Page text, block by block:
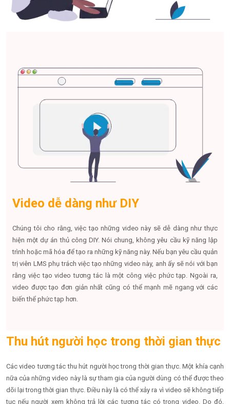
Video dễ dàng như DIY
Chúng tôi cho rằng, việc tạo những video này sẽ dễ dàng như thực
hiện một dự án thủ công DIY. Nói chung, không yêu cầu kỹ năng lập
trình hoặc mã hóa để tạo ra những kỹ năng này. Nếu bạn yêu cầu quản
trị viên LMS phụ trách việc tạo những video này, anh ấy sẽ nói với bạn
rằng việc tạo video tương tác là một công việc phức tạp. Ngoài ra,
video được tạo đơn giản nhất cũng có thể mạnh mẽ ngang với các
biến thể phức tạp hơn.
Thu hút người học trong thời gian thực
Các video tương tác thu hút người học trong thời gian thực. Một khía cạnh
nữa của những video này là sự tham gia của người dùng có thể được theo
dõi lại trong thời gian thực. Điều này là có thể xảy ra vì video sẽ không tiếp
tục nếu người xem không trả lời các tương tác có trong video. Do đó,